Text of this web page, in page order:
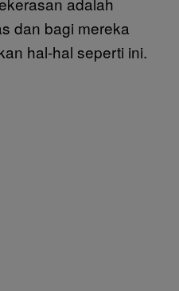
dan bagi mereka
hal-hal seperti ini.